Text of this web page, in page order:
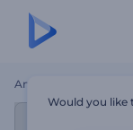
Ana Sayfa
Would you like